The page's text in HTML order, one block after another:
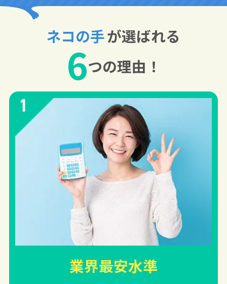
ネコの手が選ばれる
6つの理由！
業界最安水準